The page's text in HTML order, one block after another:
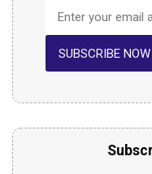
SUBSCRIBE NOW